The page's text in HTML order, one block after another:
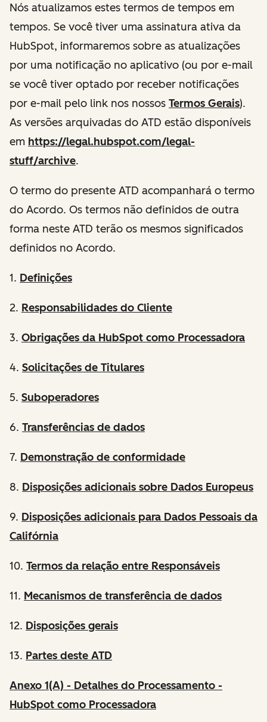
Nós atualizamos estes termos de tempos em
tempos. Se você tiver uma assinatura ativa da
HubSpot, informaremos sobre as atualizações
por uma notificação no aplicativo (ou por e-mail
se você tiver optado por receber notificações
por e-mail pelo link nos nossos Termos Gerais).
As versões arquivadas do ATD estão disponíveis
em https://legal.hubspot.com/legal-
stuff/archive.
O termo do presente ATD acompanhará o termo
do Acordo. Os termos não definidos de outra
forma neste ATD terão os mesmos significados
definidos no Acordo.
1. Definições
2. Responsabilidades do Cliente
3. Obrigações da HubSpot como Processadora
4. Solicitações de Titulares
5. Suboperadores
6. Transferências de dados
7. Demonstração de conformidade
8. Disposições adicionais sobre Dados Europeus
9. Disposições adicionais para Dados Pessoais da
Califórnia
10. Termos da relação entre Responsáveis
11. Mecanismos de transferência de dados
12. Disposições gerais
13. Partes deste ATD
Anexo 1(A) - Detalhes do Processamento -
HubSpot como Processadora